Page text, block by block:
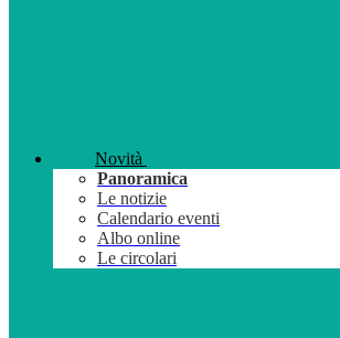
Novità
Panoramica
Le notizie
Calendario eventi
Albo online
Le circolari